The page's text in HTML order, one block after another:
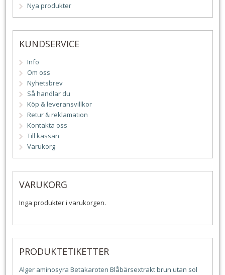
Nya produkter
KUNDSERVICE
Info
Om oss
Nyhetsbrev
Så handlar du
Köp & leveransvillkor
Retur & reklamation
Kontakta oss
Till kassan
Varukorg
VARUKORG
Inga produkter i varukorgen.
PRODUKTETIKETTER
Alger aminosyra Betakaroten Blåbärsextraktbrun utan sol